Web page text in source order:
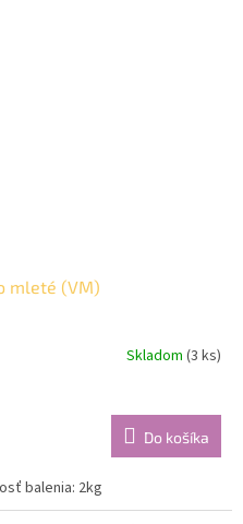
mleté (VM)
Skladom (3 ks)
Do košíka
balenia: 2kg